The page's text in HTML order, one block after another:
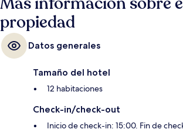
propiedad
Datos generales
Tamaño del hotel
12 habitaciones
Check-in/check-out
Inicio de check-in: 15:00. Fin de